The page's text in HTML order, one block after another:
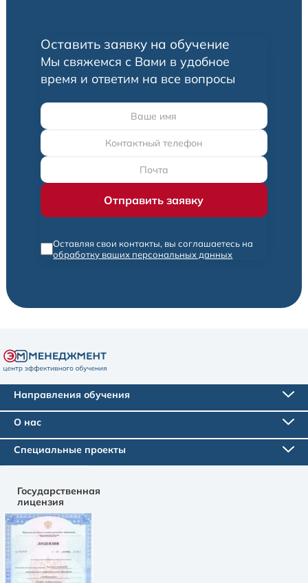
Оставить заявку на обучение
Мы свяжемся с Вами в удобное
время и ответим на все вопросы
Оставляя свои контакты, вы соглашаетесь на
обработку ваших персональных данных
Направления обучения
Государственная
лицензия
О нас
Специальные проекты